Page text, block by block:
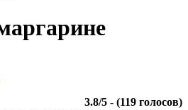
3.8/5 - (119 голосов)